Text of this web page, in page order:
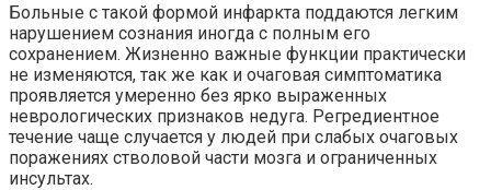
Больные с такой формой инфаркта поддаются легким
нарушением сознания иногда с полным его
сохранением. Жизненно важные функции практически
не изменяются, так же как и очаговая симптоматика
проявляется умеренно без ярко выраженных
неврологических признаков недуга. Регредиентное
течение чаще случается у людей при слабых очаговых
поражениях стволовой части мозга и ограниченных
инсультах.